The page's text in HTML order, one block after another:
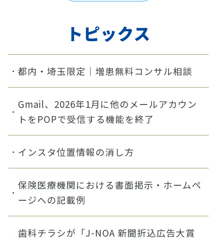
トピックス
都内・埼玉限定｜増患無料コンサル相談
Gmail、2026年1月に他のメールアカウン
トをPOPで受信する機能を終了
インスタ位置情報の消し方
保険医療機関における書面掲示・ホームペ
ージへの記載例
歯科チラシが「J-NOA 新聞折込広告大賞